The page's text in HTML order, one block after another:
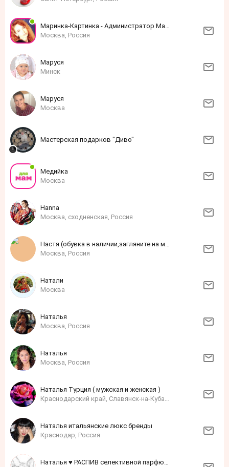
Маринка-Картинка - Администратор Мамфо
Москва, Россия
Маруся
Минск
Маруся
Москва
Мастерская подарков "Диво"
Медийка
Москва
Нanna
Москва, сходненская, Россия
Настя (обувка в наличии,загляните на мою ярмарку)
Москва, Россия
Натали
Москва
Наталья
Москва, Россия
Наталья
Москва, Россия
Наталья Турция ( мужская и женская )
Краснодарский край, Славянск-на-Кубани, Россия
Наталья итальянские люкс бренды
Краснодар, Россия
Наталья ♥ РАСПИВ селективной парфюмерии ♥ ОРИГИНАЛ